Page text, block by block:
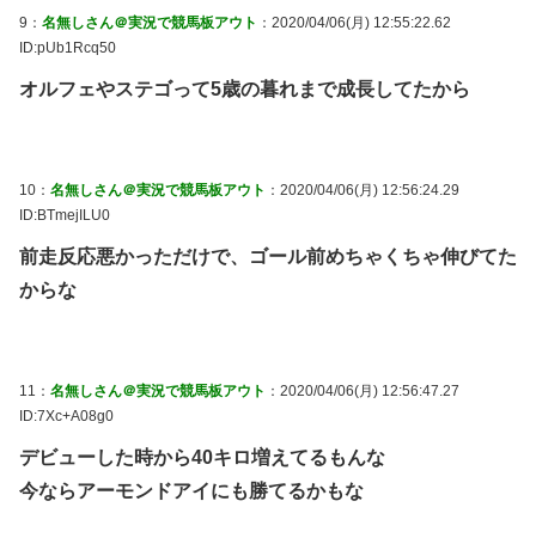
9： 名無しさん＠実況で競馬板アウト ：2020/04/06(月) 12:55:22.62
ID:pUb1Rcq50
オルフェやステゴって5歳の暮れまで成長してたから
10： 名無しさん＠実況で競馬板アウト ：2020/04/06(月) 12:56:24.29
ID:BTmejILU0
前走反応悪かっただけで、ゴール前めちゃくちゃ伸びてた
からな
11： 名無しさん＠実況で競馬板アウト ：2020/04/06(月) 12:56:47.27
ID:7Xc+A08g0
デビューした時から40キロ増えてるもんな
今ならアーモンドアイにも勝てるかもな